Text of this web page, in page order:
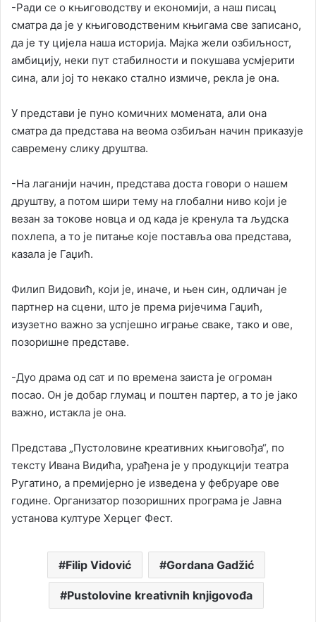
-Ради се о књиговодству и економији, а наш писац
сматра да је у књиговодственим књигама све записано,
да је ту цијела наша историја. Мајка жели озбиљност,
амбицију, неки пут стабилности и покушава усмјерити
сина, али јој то некако стално измиче, рекла је она.
У представи је пуно комичних момената, али она
сматра да представа на веома озбиљан начин приказује
савремену слику друштва.
-На лаганији начин, представа доста говори о нашем
друштву, а потом шири тему на глобални ниво који је
везан за токове новца и од када је кренула та људска
похлепа, а то је питање које поставља ова представа,
казала је Гаџић.
Филип Видовић, који је, иначе, и њен син, одличан је
партнер на сцени, што је према ријечима Гаџић,
изузетно важно за успјешно играње сваке, тако и ове,
позоришне представе.
-Дуо драма од сат и по времена заиста је огроман
посао. Он је добар глумац и поштен партер, а то је јако
важно, истакла је она.
Представа „Пустоловине креативних књиговођа“, по
тексту Ивана Видића, урађена је у продукцији театра
Ругатино, а премијерно је изведена у фебруаре ове
године. Организатор позоришних програма је Јавна
установа културе Херцег Фест.
Filip Vidović Gordana Gadžić
Pustolovine kreativnih knjigovođa